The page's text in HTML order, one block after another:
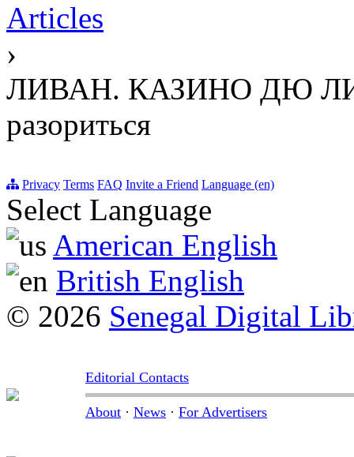
Articles
›
ЛИВАН. КАЗИНО ДЮ
разориться
Privacy Terms FAQ Invite a Friend Language (en)
Select Language
American English
British English
© 2026 Senegal Digital
Editorial Contacts
About · News · For Advertisers